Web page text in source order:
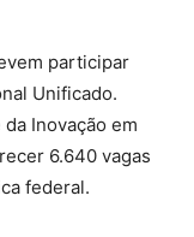
participar
Unificado.
Inovação em
6.640 vagas
federal.